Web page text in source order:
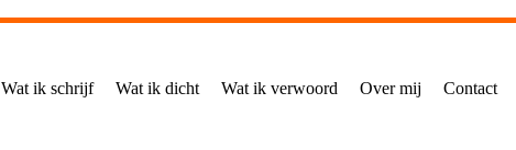
Wat ik schrijf Wat ik dicht Wat ik verwoord Over mij Contact